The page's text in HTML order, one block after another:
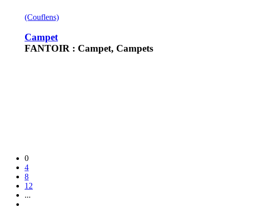
(Couflens)
Campet
FANTOIR : Campet, Campets
0
4
8
12
...